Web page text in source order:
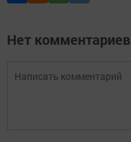
Нет комментариев